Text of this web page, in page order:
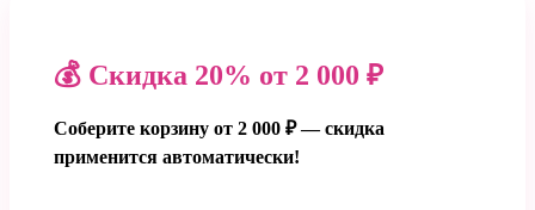
💰 Скидка 20% от 2 000 ₽
Соберите корзину от 2 000 ₽ — скидка
применится автоматически!